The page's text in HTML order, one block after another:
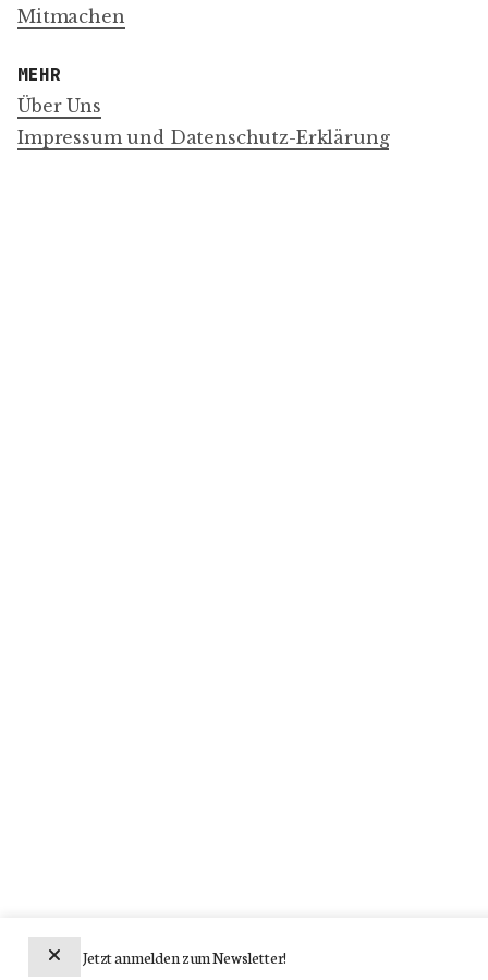
Mitmachen
MEHR
Über Uns
Impressum und Datenschutz-Erklärung
Jetzt anmelden zum Newsletter!